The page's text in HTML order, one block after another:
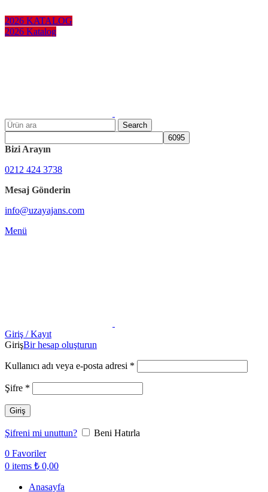
2026 KATALOG
2026 Katalog
Search
Bizi Arayın
0212 424 3738
Mesaj Gönderin
info@uzayajans.com
Menü
Giriş / Kayıt
GirişBir hesap oluşturun
Kullanıcı adı veya e-posta adresi *
Şifre *
Giriş
Şifreni mi unuttun?
Beni Hatırla
0 Favoriler
0 items ₺ 0,00
Anasayfa